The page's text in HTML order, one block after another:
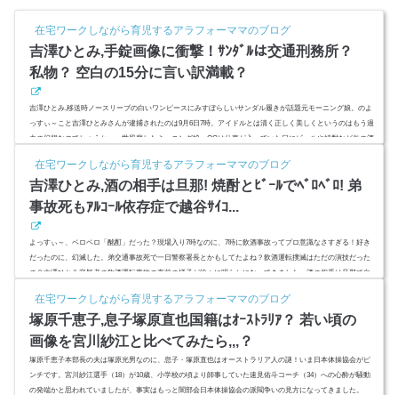
在宅ワークしながら育児するアラフォーママのブログ
吉澤ひとみ,手錠画像に衝撃！ｻﾝﾀﾞﾙは交通刑務所？
私物？ 空白の15分に言い訳満載？
吉澤ひとみ,移送時ノースリーブの白いワンピースにみすぼらしいサンダル履きが話題元モーニング娘。のよ
っすぃ～こと吉澤ひとみさんが逮捕されたのは9月6日7時。アイドルとは清く正しく美しくというのはもう過
去の幻想なのでしょうか。一世風靡したミーニング娘。OGは仕事が入っていた日にビールや焼酎など缶の酒
まで飲んでいたの？自宅で旦那と飲んでいたは本当？寝坊して赤信号無視のだらしなさ露呈と遅刻理由とひ
き逃げ理由の呆...
在宅ワークしながら育児するアラフォーママのブログ
吉澤ひとみ,酒の相手は旦那! 焼酎とﾋﾞｰﾙでﾍﾞﾛﾍﾞﾛ! 弟
事故死もｱﾙｺｰﾙ依存症で越谷ｻｲｺ...
よっすぃ～、ベロベロ「酩酊」だった？現場入り7時なのに、7時に飲酒事故ってプロ意識なさすぎる！好き
だったのに、幻滅した。弟交通事故死で一日警察署長とかもしてたよね？飲酒運転撲滅はただの演技だった
の？吉澤ひとみ容疑者の飲酒運転事故の直前の様子が徐々に明らかになってきました。酒の相手は旦那で自
20646332", enable_page_level_ads: true });スポンサーリンク(adsbygo...
在宅ワークしながら育児するアラフォーママのブログ
塚原千恵子,息子塚原直也国籍はｵｰｽﾄﾗﾘｱ？ 若い頃の
画像を宮川紗江と比べてみたら,,,？
塚原千恵子本部長の夫は塚原光男なのに、息子・塚原直也はオーストラリア人の謎！いま日本体操協会がピ
ンチです。宮川紗江選手（18）が10歳、小学校の頃より師事していた速見佑斗コーチ（34）への心酔が騒動
の発端かと思われていましたが、事実はもっと闇部会日本体操協会の派閥争いの見方になってきました。